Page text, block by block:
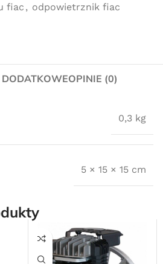
fiac , odpowietrznik fiac
DODATKOWEOPINIE (0)
0,3 kg
5 × 15 × 15 cm